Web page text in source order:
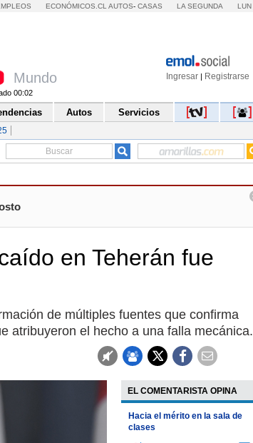
ECONÓMICOS.CL AUTOS- CASAS LA SEGUNDA LUN
Ingresar | Registrarse
Mundo
00:02
Autos Servicios
en Teherán fue
de múltiples fuentes que confirma
atribuyeron el hecho a una falla mecánica.
EL COMENTARISTA OPINA
Hacia el mérito en la sala de
clases